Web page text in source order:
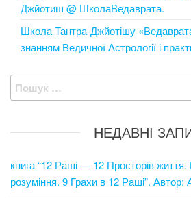
Джйотиш @ ШколаВедаврата.
Школа Тантра-Джйотішу
знанням Ведичної Астрології і
Пошук:
НЕДАВНІ
книга “12 Раші — 12 Просторів життя.
розуміння. 9 Грахи в 12 Раші”. Автор: